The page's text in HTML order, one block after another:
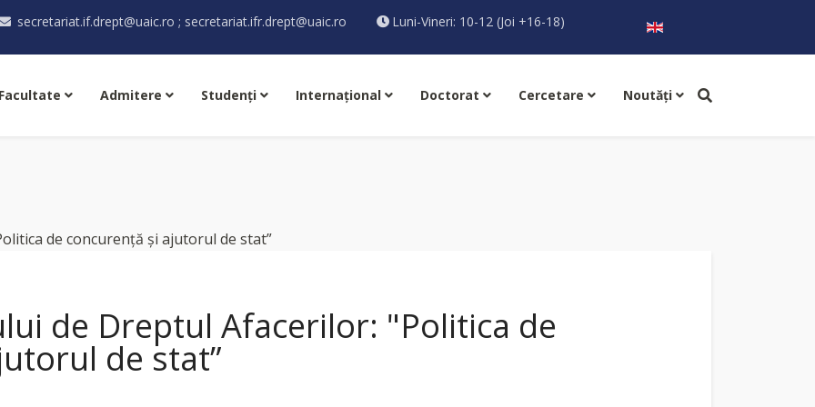
secretariat.if.drept@uaic.ro ; secretariat.ifr.drept@uaic.ro Luni-Vineri: 10-12 (Joi +16-18) Selectați limba dvs
Admitere Studenţi Internaţional Doctorat Cercetare Noutăţi
de Dreptul Afacerilor: "Politica de
de stat”